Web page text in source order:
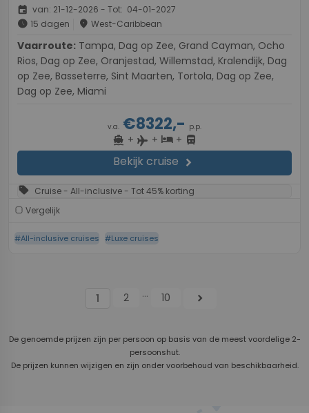
event van: 21-12-2026 - Tot: 04-01-2027
schedule 15 dagen place West-Caribbean
Vaarroute:
Rios, Dag op Zee, Oranjestad, Willemstad, Kralendijk, Dag
op Zee, Basseterre, Sint Maarten, Tortola, Dag op Zee,
Dag op Zee, Miami
v.a. €8322,- p.p.
directions_boat + flight + hotel+ directions_bus
Bekijk cruise chevron_right
sell Cruise - All-inclusive - Tot 45% korting
Vergelijk
#All-inclusive cruises #Luxe cruises
1 2 ... 10 chevron_right
De genoemde prijzen zijn per persoon op basis van de meest voordelige 2-
persoonshut.
De prijzen kunnen wijzigen en zijn onder voorbehoud van beschikbaarheid.